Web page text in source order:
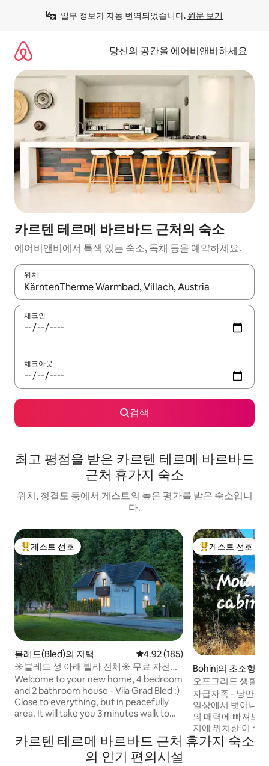
일부 정보가 자동 번역되었습니다. 원문 보기
당신의 공간을 에어비앤비하세요
카르텐 테르메 바르바드 근처의 숙소
에어비앤비에서 특색 있는 숙소, 독채 등을 예약하세요.
위치
결과가 나오면 위·아래 화살표 키를 사용하거나 터치 또는 스와이
체크인
체크아웃
검색
최고 평점을 받은 카르텐 테르메 바르바드
근처 휴가지 숙소
위치, 청결도 등에서 게스트의 높은 평가를 받은 숙소입니
다.
상위 게스트 선호
게스트 선호
블레드(Bled)의 저택 평점 4.92점(5점 만점), 후기 185
4.92 (185)
☀블레드 성 아래 빌라 전체☀ 무료 자전거
및 사우나
Welcome to your new home, 4 bedroom
and 2 bathroom house - Vila Grad Bled :)
Close to everything, but in peacefully
area. It will take you 3 minutes walk to
Bled, a few minutes walk to Bled castle.
There are some bikes free of charge to
get to Bled's favourite attractions even
상위 게스트 선호
게스트 선호
Bohinj의 초소형 주
오프그리드 생활 -
코 휴양지
자급자족 - 낭만적
일상에서 벗어나
의 매력에 빠져보
지에 위치한 이 수
을 보내도록 여러
불빛에서 멀리 떨
카르텐 테르메 바르바드 근처 휴가지 숙소
의 인기 편의시설